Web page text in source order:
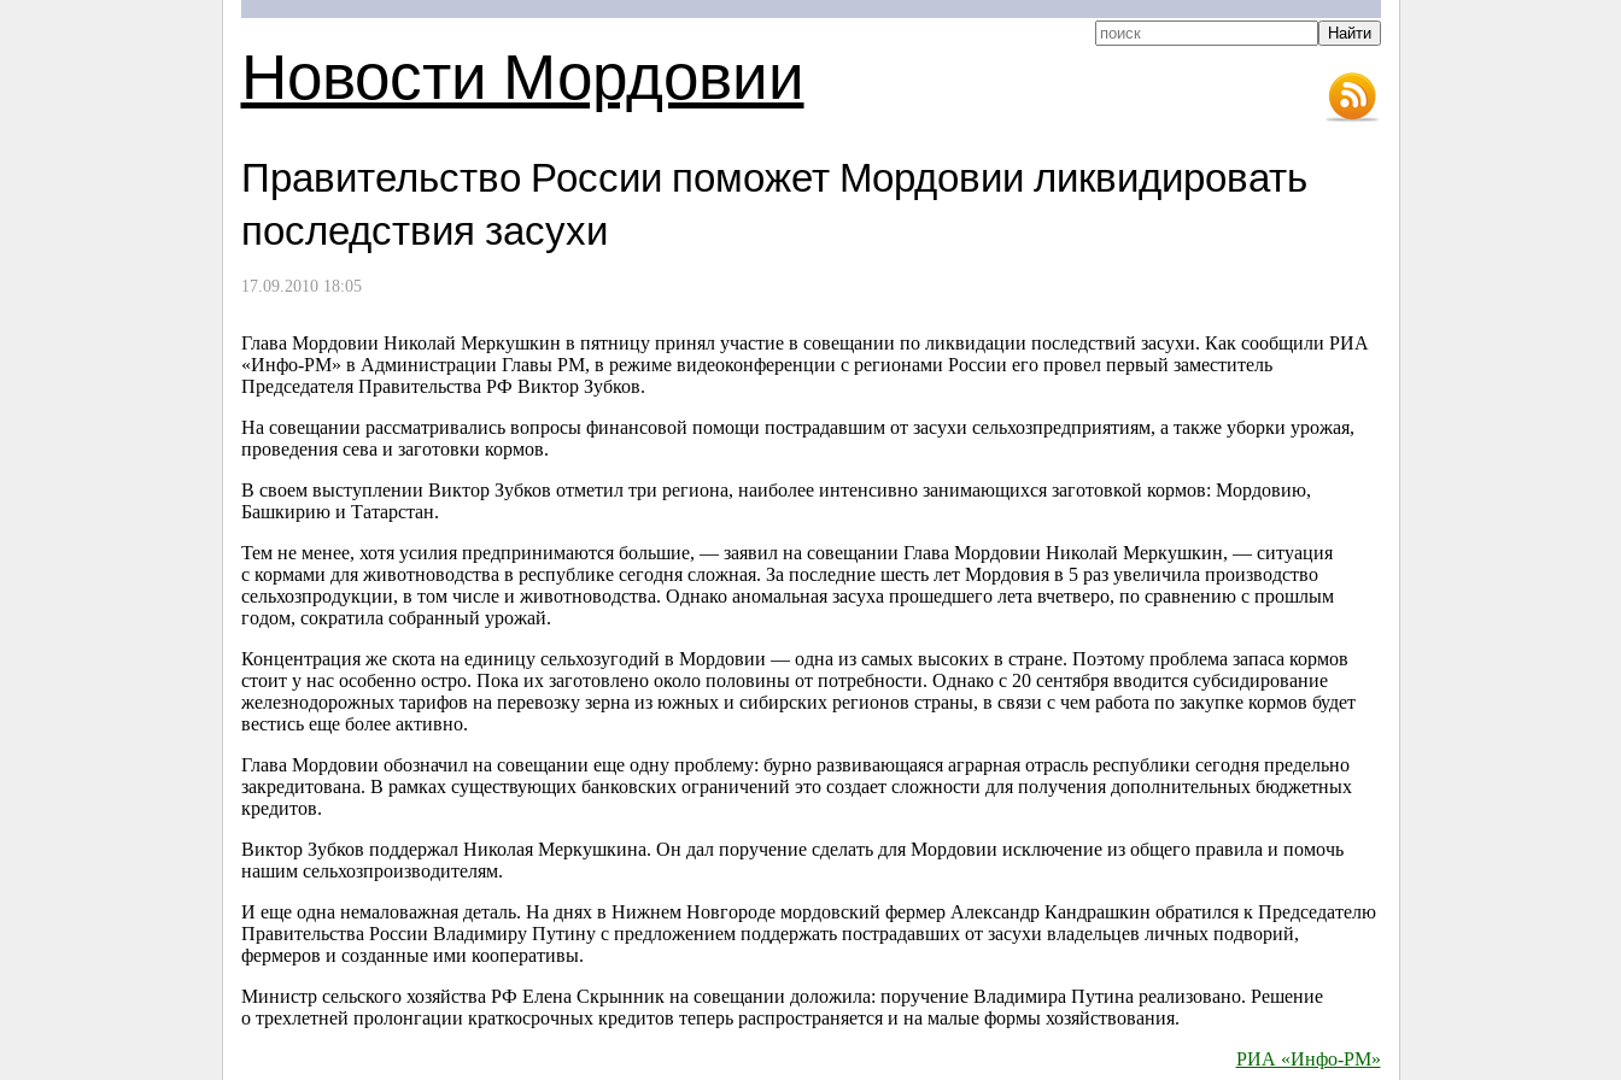
Новости Мордовии
Правительство России поможет Мордовии ликвидировать
последствия засухи
17.09.2010 18:05
Глава Мордовии Николай Меркушкин в пятницу принял участие в совещании по ликвидации последствий засухи. Как сообщили РИА
«Инфо-РМ» в Администрации Главы РМ, в режиме видеоконференции с регионами России его провел первый заместитель
Председателя Правительства РФ Виктор Зубков.
На совещании рассматривались вопросы финансовой помощи пострадавшим от засухи сельхозпредприятиям, а также уборки урожая,
проведения сева и заготовки кормов.
В своем выступлении Виктор Зубков отметил три региона, наиболее интенсивно занимающихся заготовкой кормов: Мордовию,
Башкирию и Татарстан.
Тем не менее, хотя усилия предпринимаются большие, — заявил на совещании Глава Мордовии Николай Меркушкин, — ситуация
с кормами для животноводства в республике сегодня сложная. За последние шесть лет Мордовия в 5 раз увеличила производство
сельхозпродукции, в том числе и животноводства. Однако аномальная засуха прошедшего лета вчетверо, по сравнению с прошлым
годом, сократила собранный урожай.
Концентрация же скота на единицу сельхозугодий в Мордовии — одна из самых высоких в стране. Поэтому проблема запаса кормов
стоит у нас особенно остро. Пока их заготовлено около половины от потребности. Однако с 20 сентября вводится субсидирование
железнодорожных тарифов на перевозку зерна из южных и сибирских регионов страны, в связи с чем работа по закупке кормов будет
вестись еще более активно.
Глава Мордовии обозначил на совещании еще одну проблему: бурно развивающаяся аграрная отрасль республики сегодня предельно
закредитована. В рамках существующих банковских ограничений это создает сложности для получения дополнительных бюджетных
кредитов.
Виктор Зубков поддержал Николая Меркушкина. Он дал поручение сделать для Мордовии исключение из общего правила и помочь
нашим сельхозпроизводителям.
И еще одна немаловажная деталь. На днях в Нижнем Новгороде мордовский фермер Александр Кандрашкин обратился к Председателю
Правительства России Владимиру Путину с предложением поддержать пострадавших от засухи владельцев личных подворий,
фермеров и созданные ими кооперативы.
Министр сельского хозяйства РФ Елена Скрынник на совещании доложила: поручение Владимира Путина реализовано. Решение
о трехлетней пролонгации краткосрочных кредитов теперь распространяется и на малые формы хозяйствования.
РИА «Инфо-РМ»